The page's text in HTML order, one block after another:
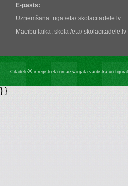
E-pasts:
Uzņemšana: riga /eta/ skolacitadele.lv
Mācību laikā: skola /eta/ skolacitadele.lv
Citadele® ir reģistrēta un aizsargāta vārdiska un
} }